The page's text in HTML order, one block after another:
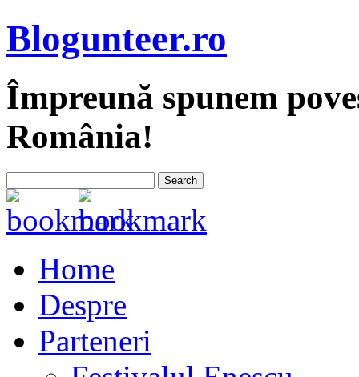
Blogunteer.ro
Împreună spunem
România!
Home
Despre
Parteneri